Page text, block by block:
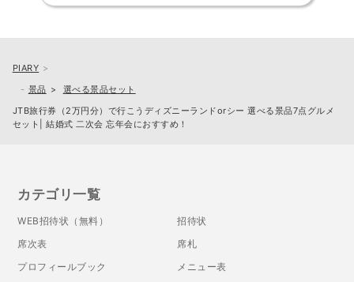
PIARY
景品
選べる景品セット
JTB旅行券（2万円分）で行こうディズニーランドorシー 選べる景品7点グルメ
セット| 結婚式 二次会 忘年会におすすめ！
カテゴリ一覧
WEB招待状（無料）
招待状
席次表
席札
プロフィールブック
メニュー表